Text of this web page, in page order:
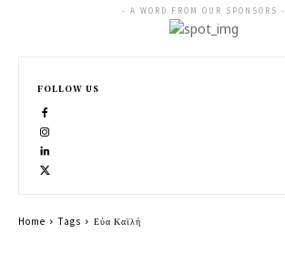
- A WORD FROM OUR SPONSORS -
FOLLOW US
Home Tags Εύα Καϊλή